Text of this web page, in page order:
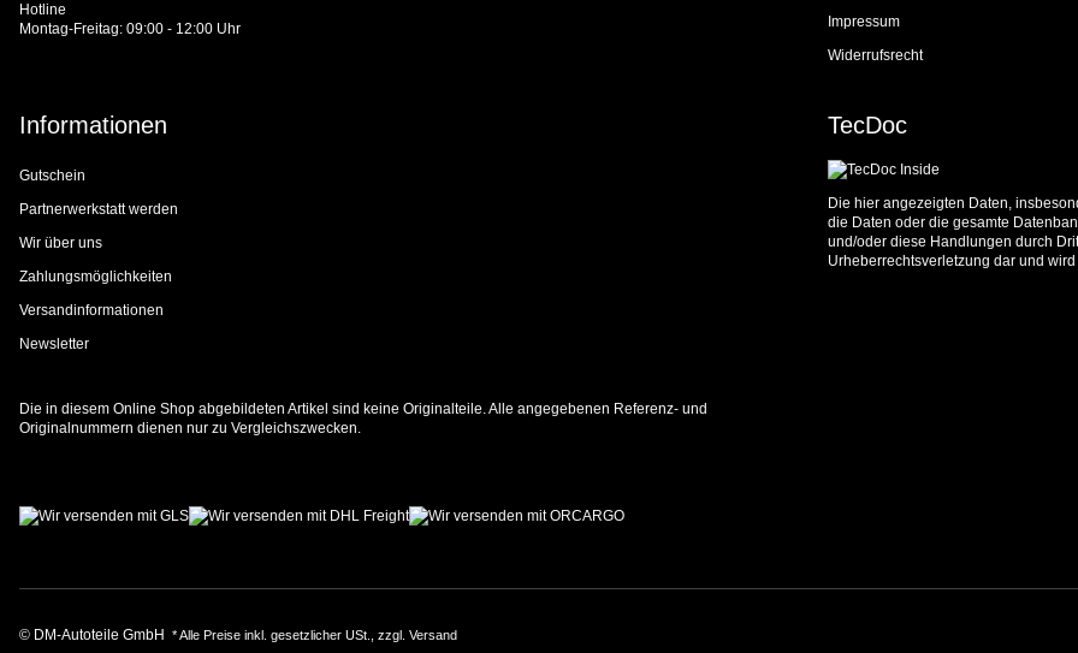
Hotline
Montag-Freitag: 09:00 - 12:00 Uhr
Impressum
Widerrufsrecht
Informationen
Gutschein
Partnerwerkstatt werden
Wir über uns
Zahlungsmöglichkeiten
Versandinformationen
Newsletter
TecDoc
Die hier angezeigten Daten,
die Daten oder die gesamte
und/oder diese Handlungen durch
Urheberrechtsverletzung dar und
Die in diesem Online Shop abgebildeten Artikel sind keine Originalteile. Alle angegebenen Referenz- und
Originalnummern dienen nur zu Vergleichszwecken.
© DM-Autoteile GmbH * Alle Preise inkl. gesetzlicher USt., zzgl. Versand